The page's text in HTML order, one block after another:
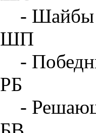
- Шайбы
ШП
-
РБ
-